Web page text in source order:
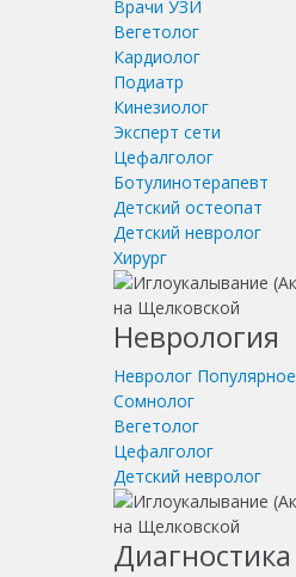
Врачи УЗИ
Вегетолог
Кардиолог
Подиатр
Кинезиолог
Эксперт сети
Цефалголог
Ботулинотерапевт
Детский остеопат
Детский невролог
Хирург
Неврология
Невролог Популярное
Сомнолог
Вегетолог
Цефалголог
Детский невролог
Диагностика